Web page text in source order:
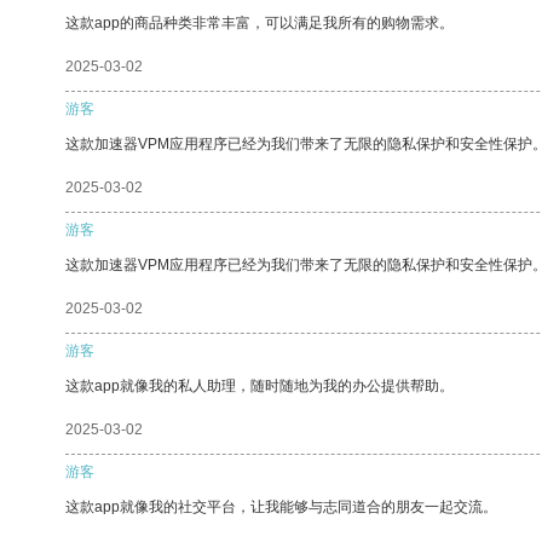
这款app的商品种类非常丰富，可以满足我所有的购物需求。
2025-03-02
游客
这款加速器VPM应用程序已经为我们带来了无限的隐私保护和安全性保护
2025-03-02
游客
这款加速器VPM应用程序已经为我们带来了无限的隐私保护和安全性保护
2025-03-02
游客
这款app就像我的私人助理，随时随地为我的办公提供帮助。
2025-03-02
游客
这款app就像我的社交平台，让我能够与志同道合的朋友一起交流。